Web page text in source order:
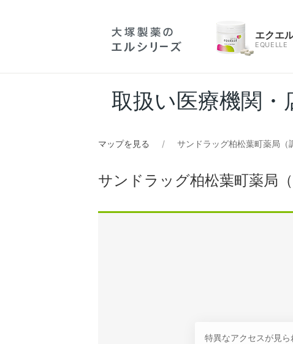
エクエ
EQUELLE
取扱い医療機関・
マップを見る サンドラッグ柏松葉町薬局（
サンドラッグ柏松葉町薬局（
特異なアクセスが見